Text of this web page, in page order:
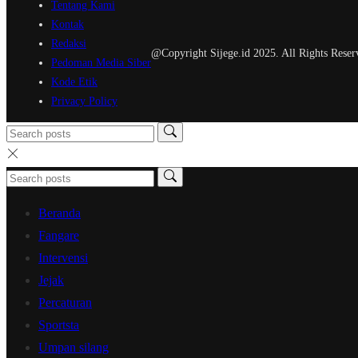
Tentang Kami
Kontak
Redaksi
Pedoman Media Siber
Kode Etik
Privacy Policy
@Copyright Sijege.id 2025. All Rights
Beranda
Fangare
Intervensi
Jejak
Percaturan
Sportsta
Umpan silang